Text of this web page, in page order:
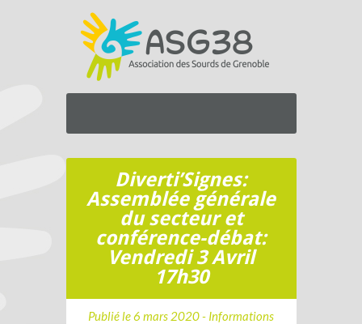
Diverti’Signes:
Assemblée générale
du secteur et
conférence-débat:
Vendredi 3 Avril
17h30
Publié le 6 mars 2020 - Informations